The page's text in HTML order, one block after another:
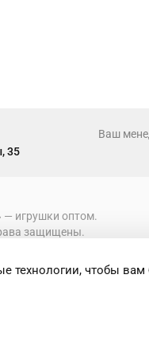
35
Ваш
― игрушки оптом.
защищены.
носит
чтобы